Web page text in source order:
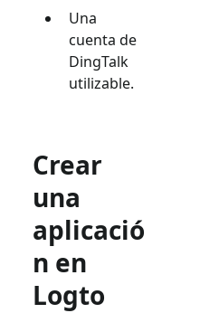
Una
cuenta de
DingTalk
utilizable.
Crear
una
aplicació
n en
Logto